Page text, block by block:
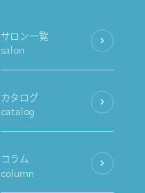
サロン一覧
salon
カタログ
catalog
コラム
column